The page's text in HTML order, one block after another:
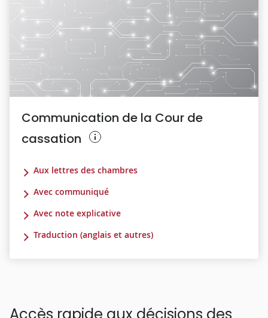
Communication de la Cour de
cassation
Aux lettres des chambres
Avec communiqué
Avec note explicative
Traduction (anglais et autres)
Accès rapide aux décisions des